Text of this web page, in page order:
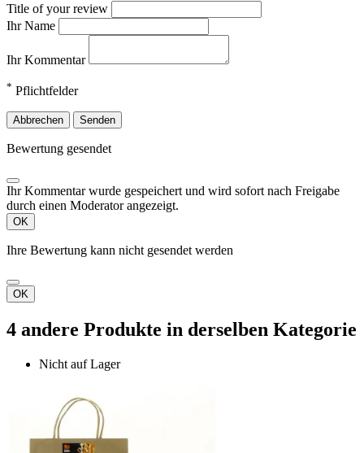
Title of your review
Ihr Name
Ihr Kommentar
* Pflichtfelder
Abbrechen Senden
Bewertung gesendet
Ihr Kommentar wurde gespeichert und wird sofort nach Freigabe
durch einen Moderator angezeigt.
OK
Ihre Bewertung kann nicht gesendet werden
OK
4 andere Produkte in derselben Kategorie
Nicht auf Lager